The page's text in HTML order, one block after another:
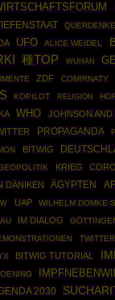
UFO ALICE WEIDEL
種TOP WUHAN
ZDF COMIRNATY
KOPILOT RELIGION
WHO JOHNSON AND
PROPAGANDA
BITWIG
KRIEG
DÄNIKEN ÄGYPTEN
UAP WILHELM DOMKE-
IM DIALOG
BITWIG TUTORIAL
2030